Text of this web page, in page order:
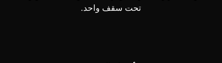
تحت سقف واحد.